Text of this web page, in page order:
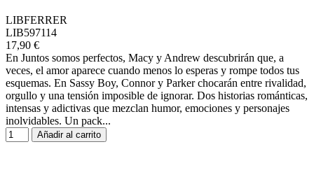
LIBFERRER
LIB597114
17,90 €
En Juntos somos perfectos, Macy y Andrew descubrirán que, a
veces, el amor aparece cuando menos lo esperas y rompe todos tus
esquemas. En Sassy Boy, Connor y Parker chocarán entre rivalidad,
orgullo y una tensión imposible de ignorar. Dos historias románticas,
intensas y adictivas que mezclan humor, emociones y personajes
inolvidables. Un pack...
Añadir al carrito